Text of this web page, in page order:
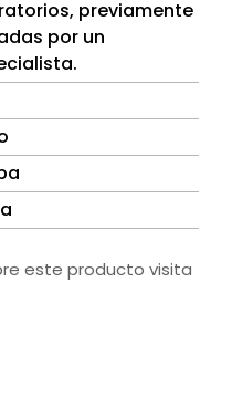
previamente
por un
este producto visita